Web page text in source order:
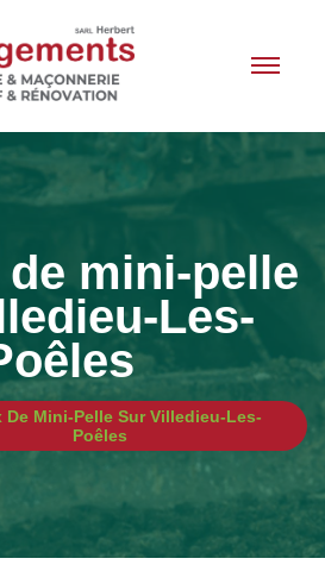
mini-pelle
Les-
De Mini-Pelle Sur Villedieu-Les-
Poêles